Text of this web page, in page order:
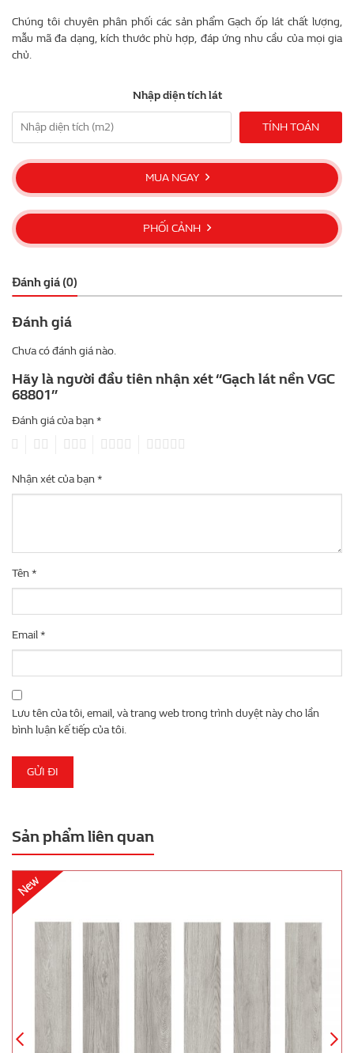
Chúng tôi chuyên phân phối các sản phẩm Gạch ốp lát chất lượng,
mẫu mã đa dạng, kích thước phù hợp, đáp ứng nhu cầu của mọi gia
chủ.
Nhập diện tích lát
TÍNH TOÁN
MUA NGAY
PHỐI CẢNH
Đánh giá (0)
Đánh giá
Chưa có đánh giá nào.
Hãy là người đầu tiên nhận xét “Gạch lát nền VGC
68801”
Đánh giá của bạn*
Nhận xét của bạn*
Tên*
Email*
Lưu tên của tôi, email, và trang web trong trình duyệt này cho lần
bình luận kế tiếp của tôi.
Sản phẩm liên quan